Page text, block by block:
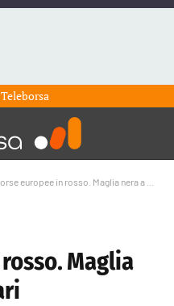
Teleborsa
europee in rosso. Maglia nera a Piazza Affari
Maglia